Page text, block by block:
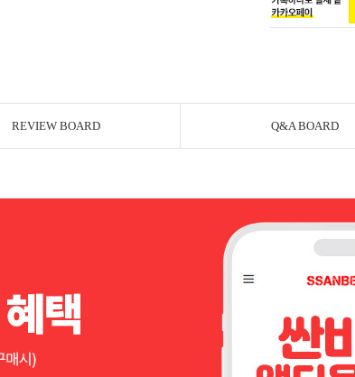
REVIEW BOARD Q&A BOARD